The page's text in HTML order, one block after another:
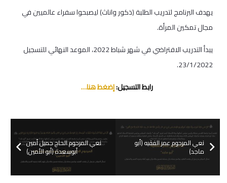
يهدف البرنامج لتدريب الطلبة (ذكور واناث) ليصبحوا سفراء عالميين في
مجال تمكين المرأة.
يبدأ التدريب الافتراضي في شهر شباط 2022، الموعد النهائي للتسجيل
23/1/2022.
رابط التسجيل:إضغط هنا…
نعي المرحوم الحاج جميل أمين
أبوسعدة (أبو الأمين)
نعي المرحوم عمر الفقيه (أبو
ماجد)